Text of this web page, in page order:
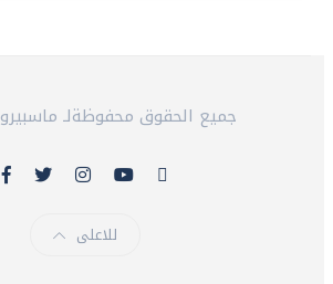
© 2026 جميع الحقوق محفوظةلـ ماسبيرو
للاعلى